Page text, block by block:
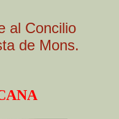
al Concilio
de Mons.